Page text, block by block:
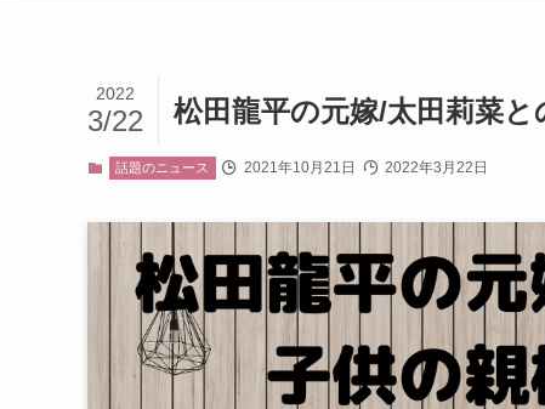
松田龍平の元嫁/太田莉菜
2022
3/22
話題のニュース 2021年10月21日 2022年3月22日